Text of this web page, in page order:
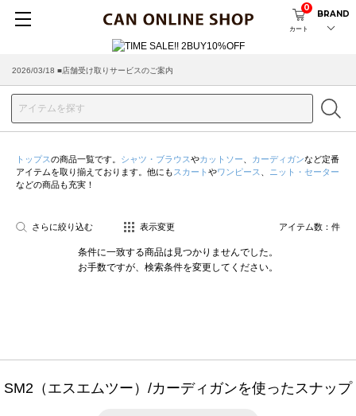
カート
0
BRAND
2026/03/18 ■店舗受け取りサービスのご案内
トップスの商品一覧です。 シャツ・ブラウスやカットソー カーディガンなど定番
アイテムを取り揃えております。他にも スカート やワンピース
ニット・セーター
などの商品も充実！
さらに絞り込む 表示変更 アイテム数： 件
条件に一致する商品は見つかりませんでした。
お手数ですが、検索条件を変更してください。
SM2（エスエムツー）/カーディガンを使ったスナップ